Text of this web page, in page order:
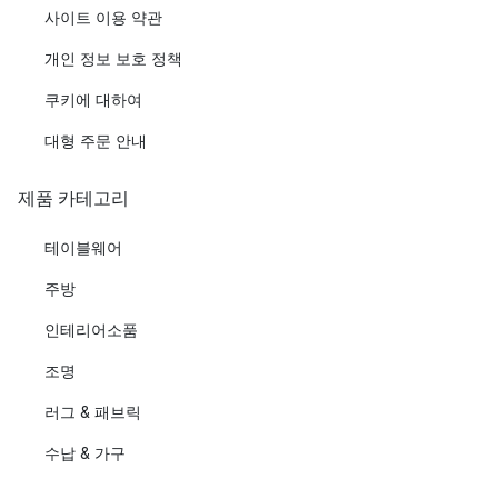
사이트 이용 약관
개인 정보 보호 정책
쿠키에 대하여
대형 주문 안내
제품 카테고리
테이블웨어
주방
인테리어소품
조명
러그 & 패브릭
수납 & 가구